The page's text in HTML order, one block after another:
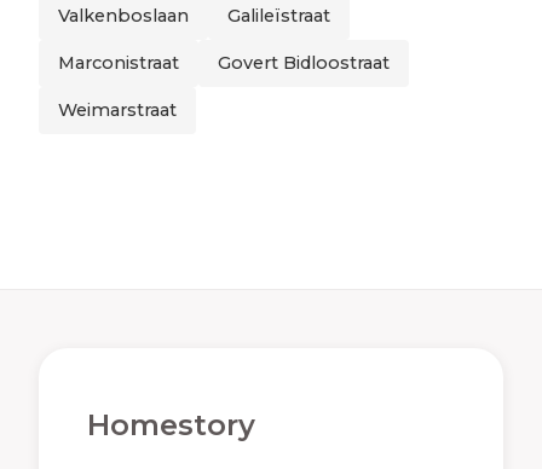
Valkenboslaan Galileïstraat
Marconistraat Govert Bidloostraat
Weimarstraat
Homestory